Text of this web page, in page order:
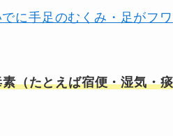
に手足のむくみ・足がフワ
（たとえば宿便・湿気・痰